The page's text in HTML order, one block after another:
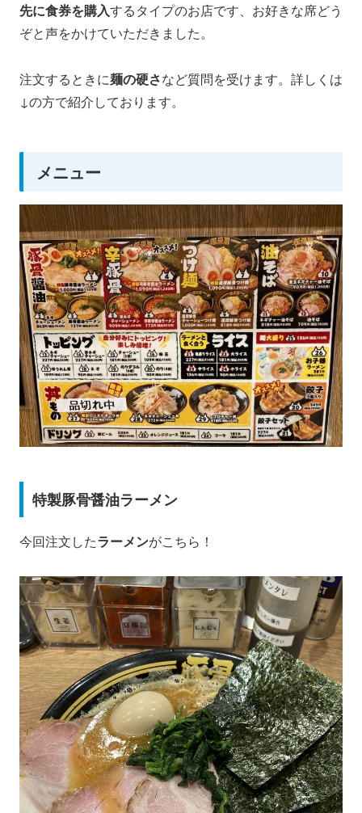
先に食券を購入するタイプのお店です、お好きな席どう
ぞと声をかけていただきました。
注文するときに麺の硬さなど質問を受けます。詳しくは
↓の方で紹介しております。
メニュー
特製豚骨醤油ラーメン
今回注文したラーメンがこちら！